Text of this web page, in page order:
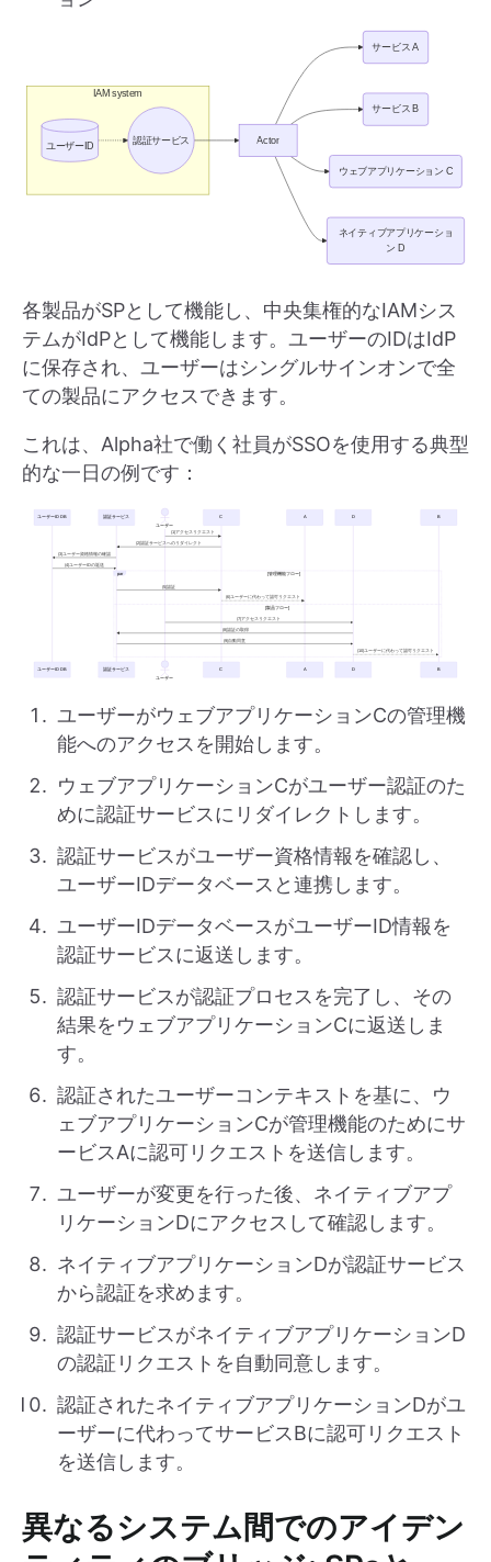
各製品がSPとして機能し、中央集権的なIAMシス
テムがIdPとして機能します。ユーザーのIDはIdP
に保存され、ユーザーはシングルサインオンで全
ての製品にアクセスできます。
これは、Alpha社で働く社員がSSOを使用する典型
的な一日の例です：
ユーザーがウェブアプリケーションCの管理機
能へのアクセスを開始します。
ウェブアプリケーションCがユーザー認証のた
めに認証サービスにリダイレクトします。
認証サービスがユーザー資格情報を確認し、
ユーザーIDデータベースと連携します。
ユーザーIDデータベースがユーザーID情報を
認証サービスに返送します。
認証サービスが認証プロセスを完了し、その
結果をウェブアプリケーションCに返送しま
す。
認証されたユーザーコンテキストを基に、ウ
ェブアプリケーションCが管理機能のためにサ
ービスAに認可リクエストを送信します。
ユーザーが変更を行った後、ネイティブアプ
リケーションDにアクセスして確認します。
ネイティブアプリケーションDが認証サービス
から認証を求めます。
認証サービスがネイティブアプリケーションD
の認証リクエストを自動同意します。
認証されたネイティブアプリケーションDがユ
ーザーに代わってサービスBに認可リクエスト
を送信します。
異なるシステム間でのアイデン